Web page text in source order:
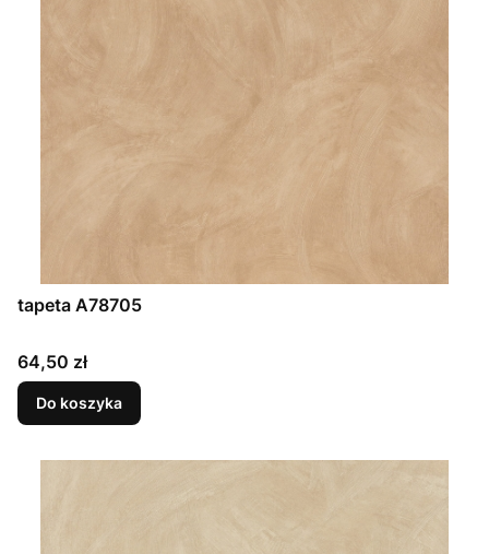
tapeta A78705
Cena
64,50 zł
Do koszyka